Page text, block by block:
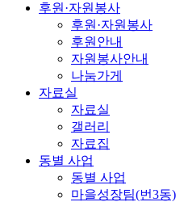
후원·자원봉사
후원·자원봉사
후원안내
자원봉사안내
나눔가게
자료실
자료실
갤러리
자료집
동별 사업
동별 사업
마을성장팀(번3동)